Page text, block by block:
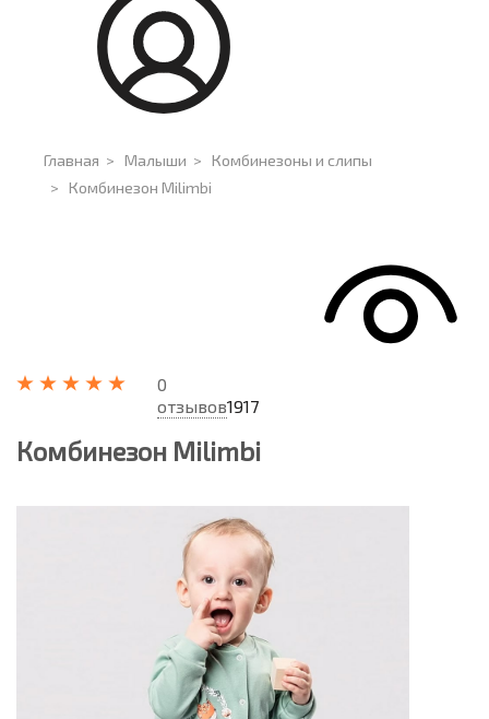
Главная > Малыши > Комбинезоны и слипы
> Комбинезон Milimbi
0
отзывов1917
Комбинезон Milimbi